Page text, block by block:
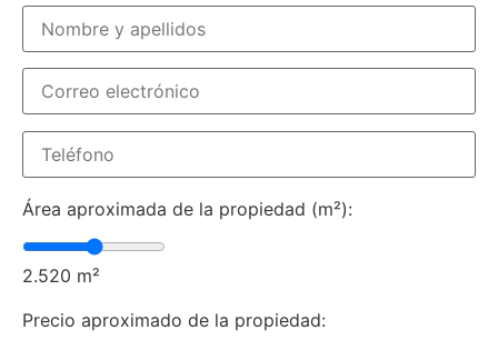
Área aproximada de la propiedad (m²):
2.520 m²
Precio aproximado de la propiedad: